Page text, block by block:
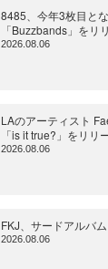
8485、今年3枚目と
「Buzzbands」をリ
2026.08.06
LAのアーティスト
「is it true?」をリリ
2026.08.06
FKJ、サードアルバ
2026.08.06